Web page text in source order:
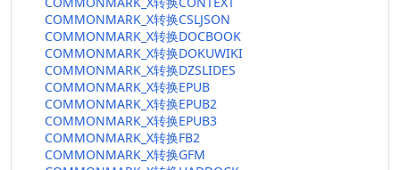
COMMONMARK_X转换CSLJSON
COMMONMARK_X转换DOCBOOK
COMMONMARK_X转换DOKUWIKI
COMMONMARK_X转换DZSLIDES
COMMONMARK_X转换EPUB
COMMONMARK_X转换EPUB2
COMMONMARK_X转换EPUB3
COMMONMARK_X转换FB2
COMMONMARK_X转换GFM